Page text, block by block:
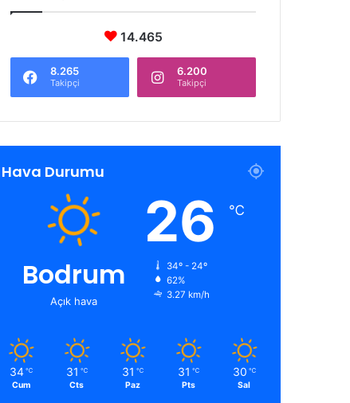
14.465
8.265
Takipçi
6.200
Takipçi
Hava Durumu
Bodrum
Açık hava
26 ℃
34º - 24º
62%
3.27 km/h
34 ℃
Cum
31 ℃
Cts
31 ℃
Paz
31 ℃
Pts
30 ℃
Sal